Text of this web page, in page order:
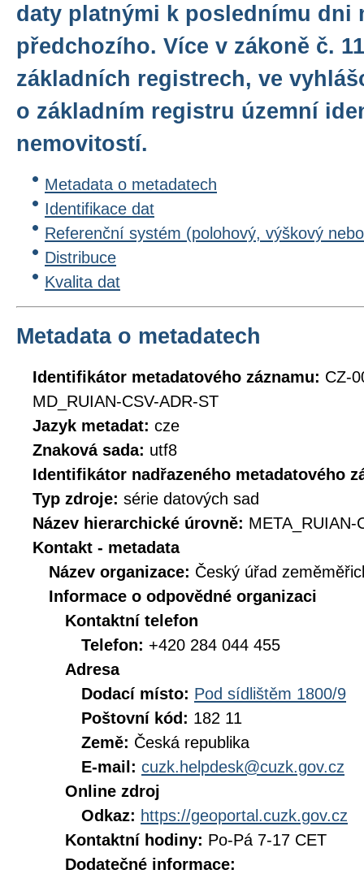
daty platnými k poslednímu dni
předchozího. Více v zákoně č.
základních registrech, ve
o základním registru územní
nemovitostí.
Metadata o metadatech
Identifikace dat
Referenční systém (polohový, výškový
Distribuce
Kvalita dat
Metadata o metadatech
Identifikátor metadatového záznamu: CZ-
MD_RUIAN-CSV-ADR-ST
Jazyk metadat: cze
Znaková sada: utf8
Identifikátor nadřazeného metadatového
Typ zdroje: série datových sad
Název hierarchické úrovně: META_RUIAN-
Kontakt - metadata
Název organizace: Český úřad
Informace o odpovědné organizaci
Kontaktní telefon
Telefon: +420 284 044 455
Adresa
Dodací místo: Pod sídlištěm 1800/9
Poštovní kód: 182 11
Země: Česká republika
E-mail: cuzk.helpdesk@cuzk.gov.cz
Online zdroj
Odkaz: https://geoportal.cuzk.gov.cz
Kontaktní hodiny: Po-Pá 7-17 CET
Dodatečné informace: